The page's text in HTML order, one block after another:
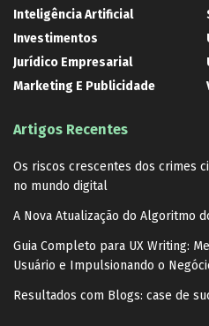
Inteligência Artificial
Investimentos
Jurídico Empresarial
Marketing E Publicidade
Artigos Recentes
Os riscos crescentes dos crimes
no mundo digital
A Nova Atualização do Algoritmo
Guia Completo para UX Writing:
Usuário e Impulsionando o
Resultados com Blogs: case de